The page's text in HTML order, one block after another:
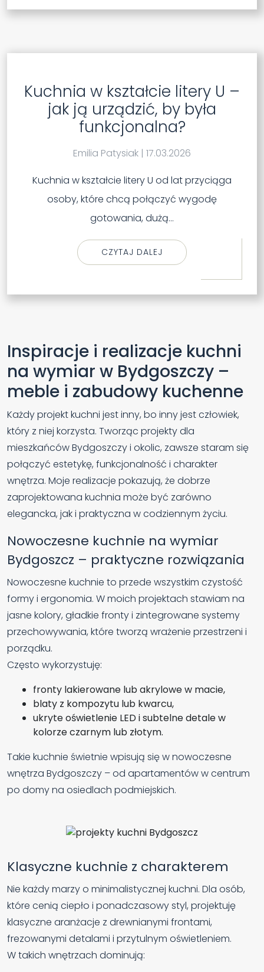
Kuchnia w kształcie litery U –
jak ją urządzić, by była
funkcjonalna?
Emilia Patysiak | 17.03.2026
Kuchnia w kształcie litery U od lat przyciąga
osoby, które chcą połączyć wygodę
gotowania, dużą…
CZYTAJ DALEJ
Inspiracje i realizacje kuchni
na wymiar w Bydgoszczy –
meble i zabudowy kuchenne
Każdy projekt kuchni jest inny, bo inny jest człowiek,
który z niej korzysta. Tworząc projekty dla
mieszkańców Bydgoszczy i okolic, zawsze staram się
połączyć estetykę, funkcjonalność i charakter
wnętrza. Moje realizacje pokazują, że dobrze
zaprojektowana kuchnia może być zarówno
elegancka, jak i praktyczna w codziennym życiu.
Nowoczesne kuchnie na wymiar
Bydgoszcz – praktyczne rozwiązania
Nowoczesne kuchnie to przede wszystkim czystość
formy i ergonomia. W moich projektach stawiam na
jasne kolory, gładkie fronty i zintegrowane systemy
przechowywania, które tworzą wrażenie przestrzeni i
porządku.
Często wykorzystuję:
fronty lakierowane lub akrylowe w macie,
blaty z kompozytu lub kwarcu,
ukryte oświetlenie LED i subtelne detale w
kolorze czarnym lub złotym.
Takie kuchnie świetnie wpisują się w nowoczesne
wnętrza Bydgoszczy – od apartamentów w centrum
po domy na osiedlach podmiejskich.
Klasyczne kuchnie z charakterem
Nie każdy marzy o minimalistycznej kuchni. Dla osób,
które cenią ciepło i ponadczasowy styl, projektuję
klasyczne aranżacje z drewnianymi frontami,
frezowanymi detalami i przytulnym oświetleniem.
W takich wnętrzach dominują: